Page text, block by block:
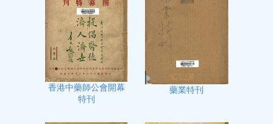
香港中藥師公會開幕
特刊
藥業特刊